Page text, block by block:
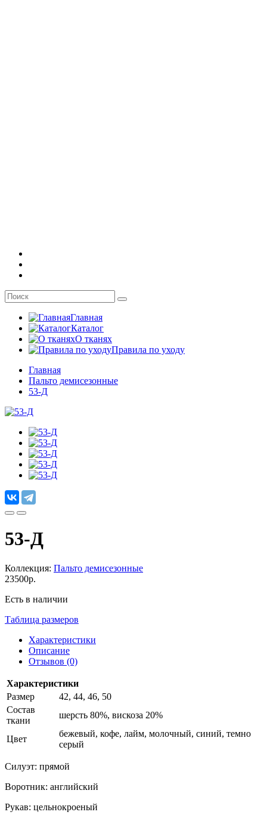
Главная
Каталог
О тканях
Правила по уходу
Главная
Пальто демисезонные
53-Д
53-Д
Коллекция: Пальто демисезонные
23500р.
Есть в наличии
Таблица размеров
Характеристики
Описание
Отзывов (0)
Характеристики
Размер
42, 44, 46, 50
Состав
ткани
шерсть 80%, вискоза 20%
Цвет
бежевый, кофе, лайм, молочный, синий, темно
серый
Силуэт: прямой
Воротник: английский
Рукав: цельнокроеный